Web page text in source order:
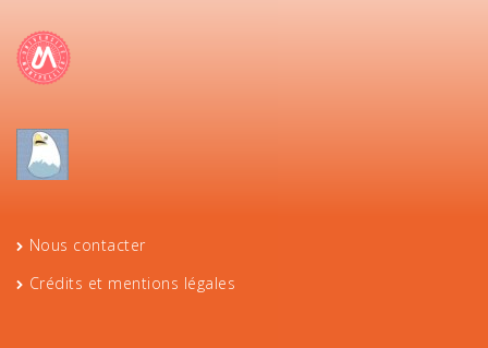
Nous contacter
Crédits et mentions légales